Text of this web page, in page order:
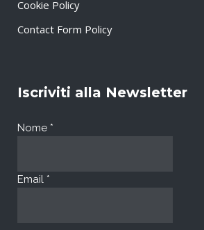
Cookie Policy
Contact Form Policy
Iscriviti alla Newsletter
Nome *
Email *